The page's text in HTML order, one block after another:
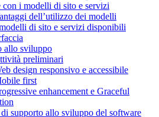
con i modelli di sito e servizi
dell’utilizzo dei modelli
di sito e servizi disponibili
allo sviluppo
preliminari
design responsivo e accessibile
first
enhancement e Graceful
supporto allo sviluppo del software